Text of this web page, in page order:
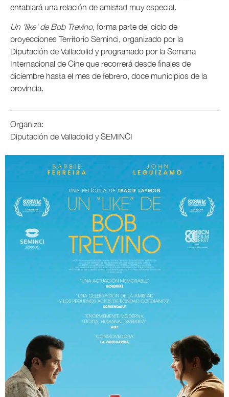
entablará una relación de amistad muy especial.
Un 'like' de Bob Trevino, forma parte del ciclo de
proyecciones Territorio Seminci, organizado por la
Diputación de Valladolid y programado por la Semana
Internacional de Cine que recorrerá desde finales de
diciembre hasta el mes de febrero, doce municipios de la
provincia.
Organiza:
Diputación de Valladolid y SEMINCI